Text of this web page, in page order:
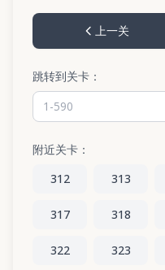
上一关
跳转到关卡：
附近关卡：
312
313
317 318
322 323